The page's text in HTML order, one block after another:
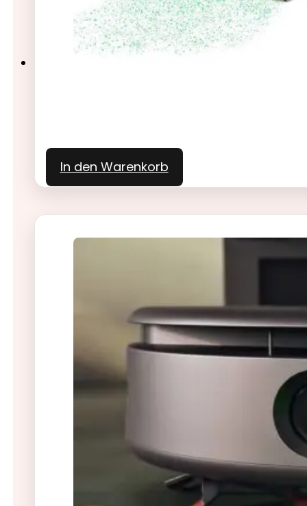
In den Warenkorb